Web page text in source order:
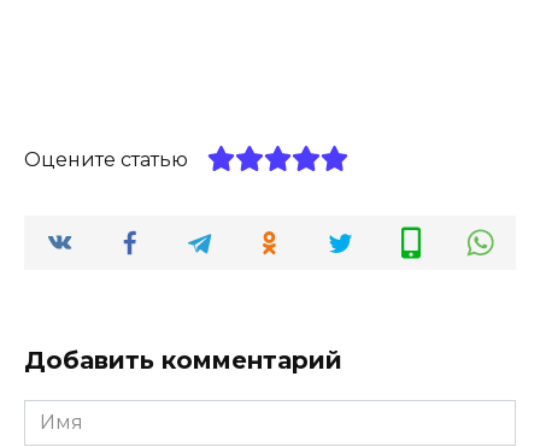
Оцените статью
Добавить комментарий
Имя
*